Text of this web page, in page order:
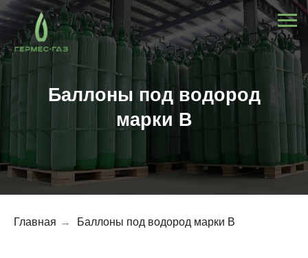
Баллоны под водород
марки В
Главная → Баллоны под водород марки В